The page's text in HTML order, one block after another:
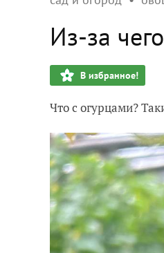
Из-за
В избранное!
Что с огурцами?